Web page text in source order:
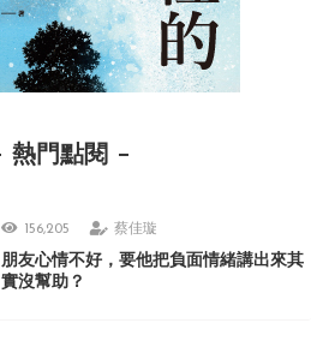
熱門點閱
156,205 蔡佳璇
朋友心情不好，要他把負面情緒講出來其
實沒幫助？